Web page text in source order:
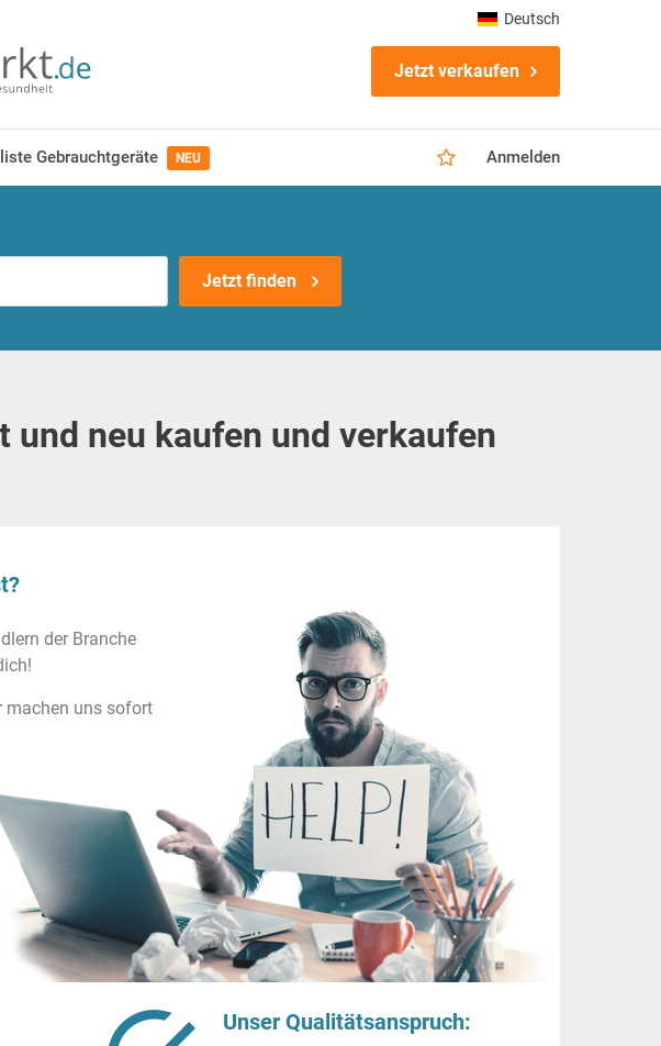
Jetzt verkaufen
Gebrauchtgeräte NEU Anmelden
Deutsch
Jetzt finden
und neu kaufen und verkaufen
der Branche
machen uns sofort
Unser Qualitätsanspruch: